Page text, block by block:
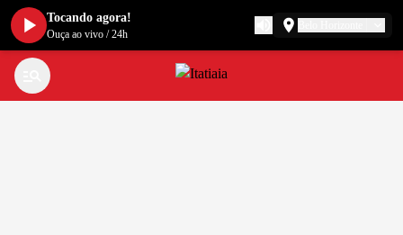
Tocando agora!
Ouça ao vivo /24h